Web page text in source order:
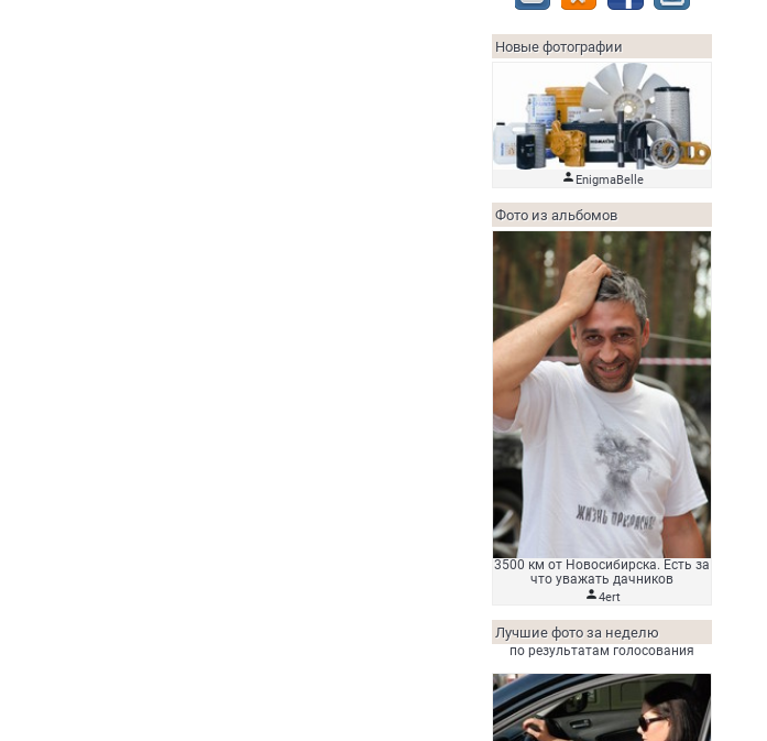
Новые фотографии
 EnigmaBelle
Фото из альбомов
3500 км от Новосибирска. Есть за
что уважать дачников
4ert
Лучшие фото за неделю
по результатам голосования